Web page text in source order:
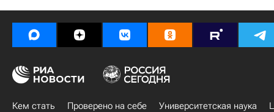
Кем стать Проверено на себе Университетская наука